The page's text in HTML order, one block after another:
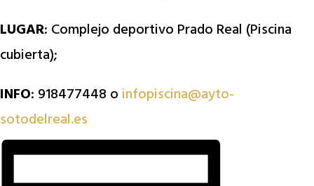
LUGAR: Complejo deportivo Prado Real (Piscina
cubierta);
INFO: 918477448 o infopiscina@ayto-
sotodelreal.es